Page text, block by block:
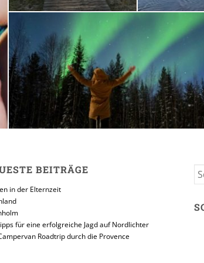
10 Tipps für eine
Jagd auf Nordlichter
31. JANUAR 2018
BEITRÄGE
in der Elternzeit
für eine erfolgreiche Jagd auf Nordlichter
Roadtrip durch die Provence